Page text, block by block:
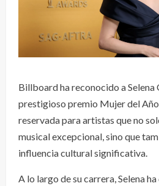
Billboard ha reconocido a Selena
prestigioso premio Mujer del
reservada para artistas que no
musical excepcional, sino que
influencia cultural significativa.
A lo largo de su carrera, Selena